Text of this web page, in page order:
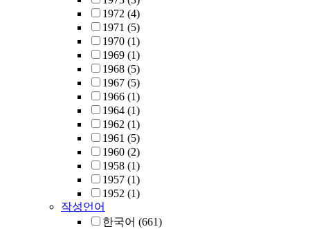
1972 (4)
1971 (5)
1970 (1)
1969 (1)
1968 (5)
1967 (5)
1966 (1)
1964 (1)
1962 (1)
1961 (5)
1960 (2)
1958 (1)
1957 (1)
1952 (1)
작성언어
한국어 (661)